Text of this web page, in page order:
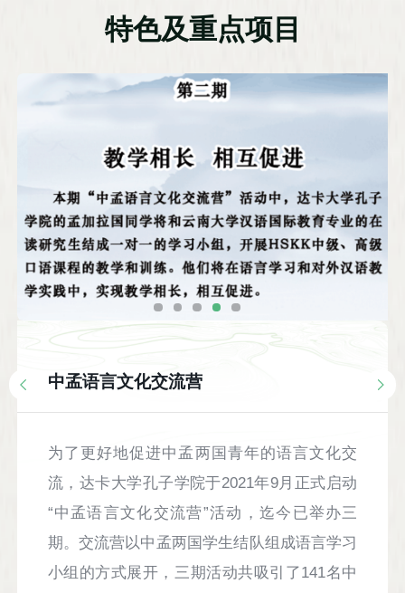
特色及重点项目
中孟语言文化交流营
为了更好地促进中孟两国青年的语言文化交
流，达卡大学孔子学院于2021年9月正式启动
“中孟语言文化交流营”活动，迄今已举办三
期。交流营以中孟两国学生结队组成语言学习
小组的方式展开，三期活动共吸引了141名中